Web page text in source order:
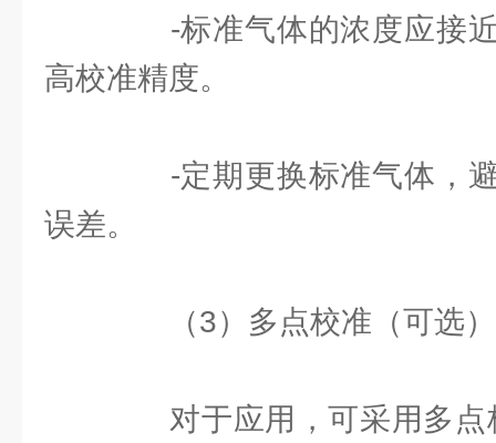
-标准气体的浓度应接近
高校准精度。
-定期更换标准气体，避
误差。
（3）多点校准（可选）
对于应用，可采用多点